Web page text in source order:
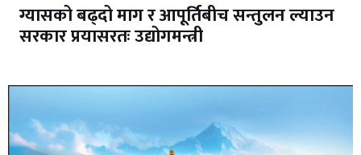
ग्यासको बढ्दो माग र आपूर्तिबीच सन्तुलन ल्याउन
सरकार प्रयासरतः उद्योगमन्त्री